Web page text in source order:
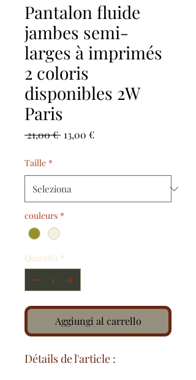
Pantalon fluide
jambes semi-
larges à imprimés
2 coloris
disponibles 2W
Paris
21,00 € Prezzo
13,00 €Prezzo
Taille *
couleurs *
Quantità *
Aggiungi al carrello
Détails de l'article :